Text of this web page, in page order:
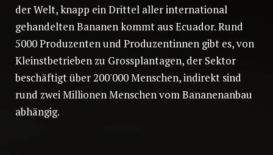
der Welt, knapp ein Drittel aller international
gehandelten Bananen kommt aus Ecuador. Rund
5000 Produzenten und Produzentinnen gibt es, von
Kleinstbetrieben zu Grossplantagen, der Sektor
beschäftigt über 200'000 Menschen, indirekt sind
rund zwei Millionen Menschen vom Bananenanbau
abhängig.